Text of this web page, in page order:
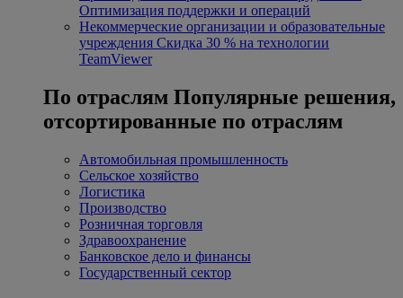
Оптимизация поддержки и операций
Некоммерческие организации и образовательные
учреждения Скидка 30 % на технологии
TeamViewer
По отраслям Популярные решения,
отсортированные по отраслям
Автомобильная промышленность
Сельское хозяйство
Логистика
Производство
Розничная торговля
Здравоохранение
Банковское дело и финансы
Государственный сектор